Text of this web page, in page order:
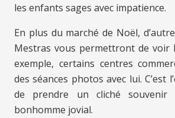
les enfants sages avec impatience.
En plus du marché de Noël,
Mestras vous permettront de voir
exemple, certains centres
des séances photos avec lui. C’est
de prendre un cliché souvenir
bonhomme jovial.